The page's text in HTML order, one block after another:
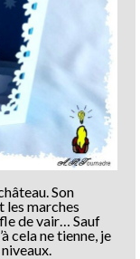
Son
les marches
de vair… Sauf
cela ne tienne, je